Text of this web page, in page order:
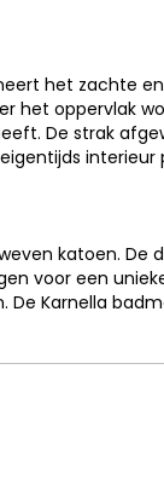
het zachte
het oppervlak
De strak
katoen. De
voor een
Karnella